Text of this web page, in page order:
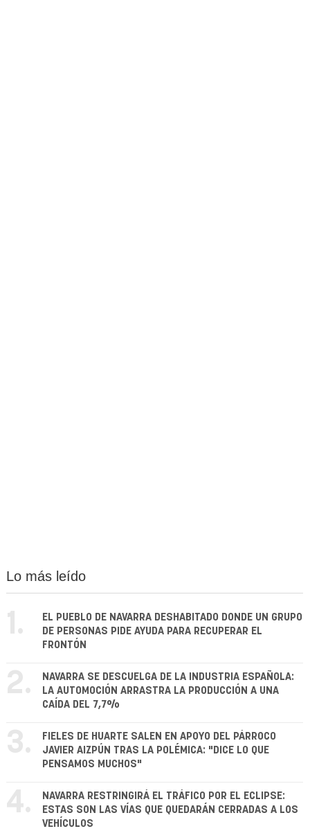
Lo más leído
1.
EL PUEBLO DE NAVARRA DESHABITADO DONDE UN GRUPO
DE PERSONAS PIDE AYUDA PARA RECUPERAR EL
FRONTÓN
2.
NAVARRA SE DESCUELGA DE LA INDUSTRIA ESPAÑOLA:
LA AUTOMOCIÓN ARRASTRA LA PRODUCCIÓN A UNA
CAÍDA DEL 7,7%
3.
FIELES DE HUARTE SALEN EN APOYO DEL PÁRROCO
JAVIER AIZPÚN TRAS LA POLÉMICA: "DICE LO QUE
PENSAMOS MUCHOS"
4.
NAVARRA RESTRINGIRÁ EL TRÁFICO POR EL ECLIPSE:
ESTAS SON LAS VÍAS QUE QUEDARÁN CERRADAS A LOS
VEHÍCULOS